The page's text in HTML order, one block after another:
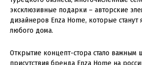
эксклюзивные подарки – авторские
дизайнеров Enza Home, которые
любого дома.
Открытие концепт-стора стало важным
присутствия бренда Enza Home на